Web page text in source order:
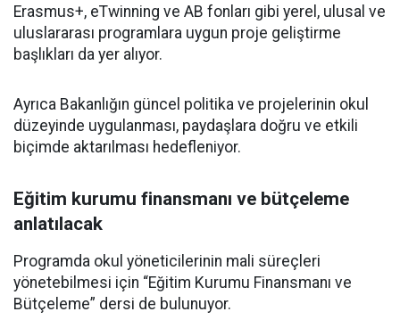
Erasmus+, eTwinning ve AB fonları gibi yerel, ulusal ve
uluslararası programlara uygun proje geliştirme
başlıkları da yer alıyor.
Ayrıca Bakanlığın güncel politika ve projelerinin okul
düzeyinde uygulanması, paydaşlara doğru ve etkili
biçimde aktarılması hedefleniyor.
Eğitim kurumu finansmanı ve bütçeleme
anlatılacak
Programda okul yöneticilerinin mali süreçleri
yönetebilmesi için “Eğitim Kurumu Finansmanı ve
Bütçeleme” dersi de bulunuyor.